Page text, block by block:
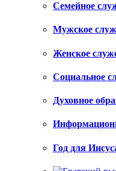
Семейное
Мужское
Женское
Социальное
Духовное
Год для